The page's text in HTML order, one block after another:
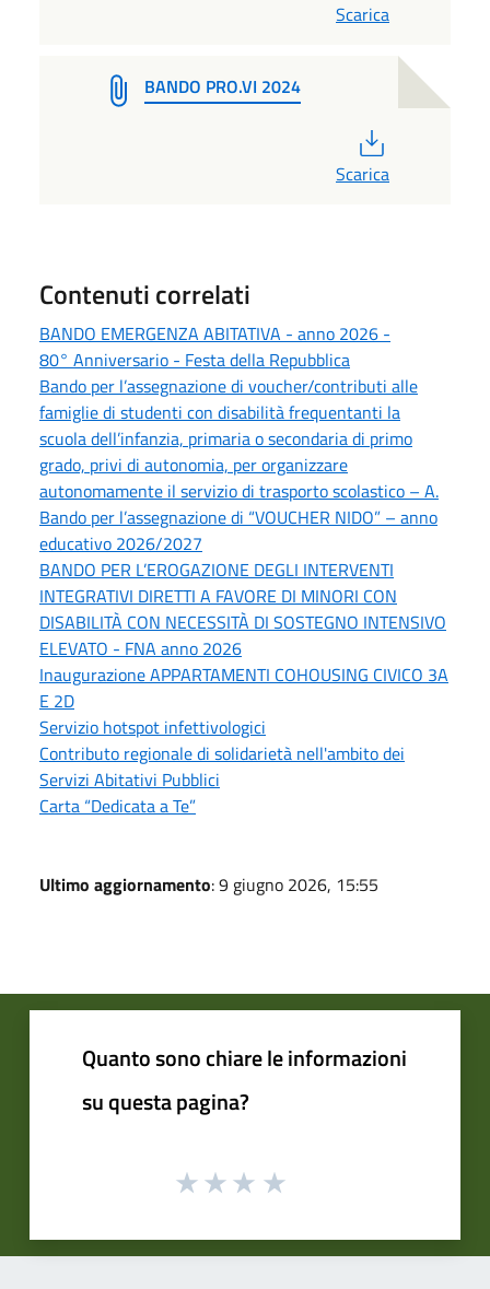
Scarica
BANDO PRO.VI 2024
Scarica
Contenuti correlati
BANDO EMERGENZA ABITATIVA - anno 2026 -
80° Anniversario - Festa della Repubblica
Bando per l’assegnazione di voucher/contributi alle
famiglie di studenti con disabilità frequentanti la
scuola dell’infanzia, primaria o secondaria di primo
grado, privi di autonomia, per organizzare
autonomamente il servizio di trasporto scolastico – A.
Bando per l’assegnazione di “VOUCHER NIDO” – anno
educativo 2026/2027
BANDO PER L’EROGAZIONE DEGLI INTERVENTI
INTEGRATIVI DIRETTI A FAVORE DI MINORI CON
DISABILITÀ CON NECESSITÀ DI SOSTEGNO INTENSIVO
ELEVATO - FNA anno 2026
Inaugurazione APPARTAMENTI COHOUSING CIVICO 3A
E 2D
Servizio hotspot infettivologici
Contributo regionale di solidarietà nell'ambito dei
Servizi Abitativi Pubblici
Carta “Dedicata a Te”
Ultimo aggiornamento: 9 giugno 2026, 15:55
Quanto sono chiare le informazioni
su questa pagina?